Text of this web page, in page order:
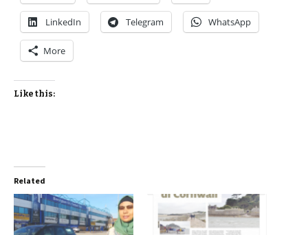
LinkedIn Telegram WhatsApp
More
Like this:
Related